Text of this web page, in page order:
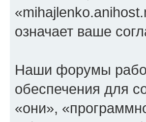
означает ваше
Наши форумы
обеспечения для
«они»,